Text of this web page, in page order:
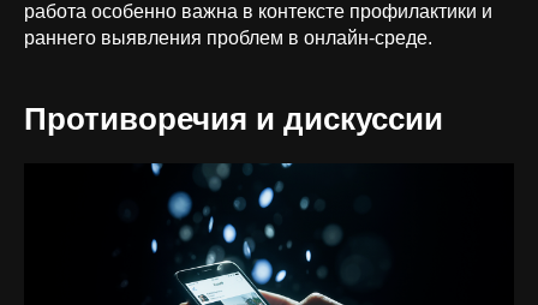
работа особенно важна в контексте профилактики и
раннего выявления проблем в онлайн-среде.
Противоречия и дискуссии